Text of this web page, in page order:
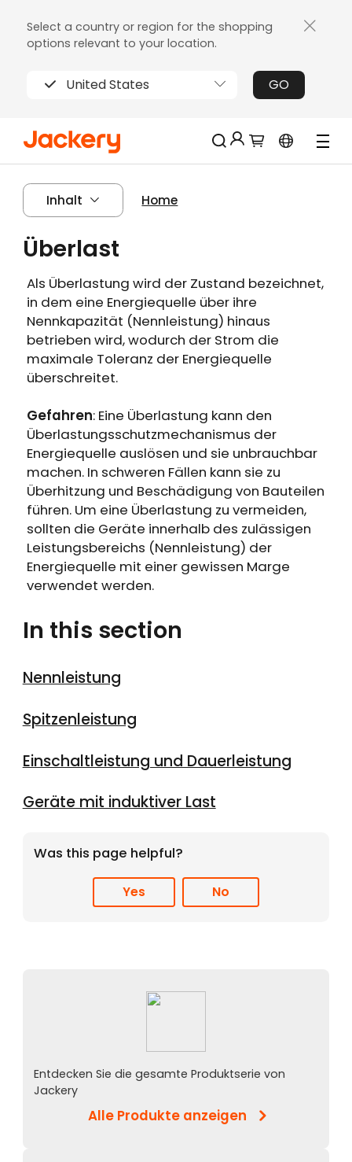
Select a country or region for the shopping
options relevant to your location.
United States GO
Läuft auf Hochtouren!
Jackery-Mitgliedschaft für mehrere
Vorteile
Registrierung
über 2000€
Erhalten Sie regelmäßige Erinnerungen an
die Produktpflege
Erhalten Sie 15% Rabatt, sobald die
Garantie abgelaufen ist
Anmeldung
Benutzerkonto erstellen
Inhalt Home
Überlast
Als Überlastung wird der Zustand bezeichnet,
in dem eine Energiequelle über ihre
Nennkapazität (Nennleistung) hinaus
betrieben wird, wodurch der Strom die
maximale Toleranz der Energiequelle
überschreitet.
Gefahren: Eine Überlastung kann den
Überlastungsschutzmechanismus der
Energiequelle auslösen und sie unbrauchbar
machen. In schweren Fällen kann sie zu
Überhitzung und Beschädigung von Bauteilen
führen. Um eine Überlastung zu vermeiden,
sollten die Geräte innerhalb des zulässigen
Leistungsbereichs (Nennleistung) der
Energiequelle mit einer gewissen Marge
verwendet werden.
In this section
Nennleistung
Spitzenleistung
Einschaltleistung und Dauerleistung
Geräte mit induktiver Last
Was this page helpful?
Yes No
Entdecken Sie die gesamte Produktserie von
Jackery
Alle Produkte anzeigen